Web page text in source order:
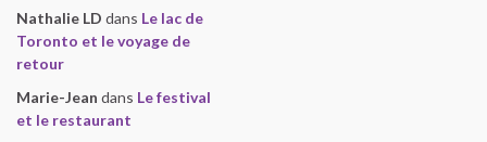
Nathalie LD dans Le lac de
Toronto et le voyage de
retour
Marie-Jean dans Le festival
et le restaurant